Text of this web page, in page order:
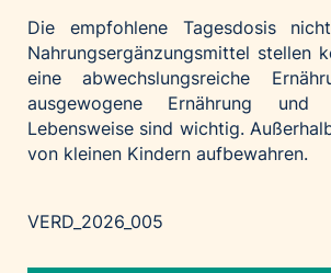
Die empfohlene Tagesdosis
Nahrungsergänzungsmittel stellen
eine abwechslungsreiche
ausgewogene Ernährung und
Lebensweise sind wichtig.
von kleinen Kindern aufbewahren.
VERD_2026_005